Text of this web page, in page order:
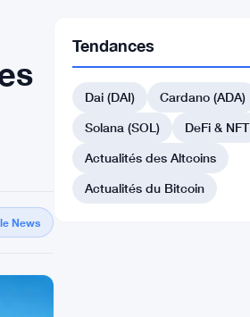
News
Tendances
Dai (DAI)
Cardano (ADA)
Solana (SOL)
DeFi & NFT
Actualités des Altcoins
Actualités du Bitcoin